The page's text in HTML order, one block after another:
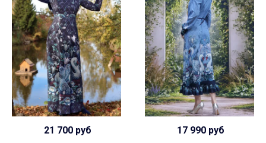
21 700 руб 17 990 руб